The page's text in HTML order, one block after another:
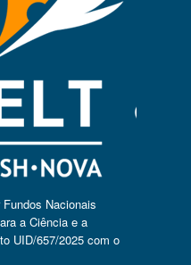
Nacionais
a Ciência e a
UID/657/2025 com o